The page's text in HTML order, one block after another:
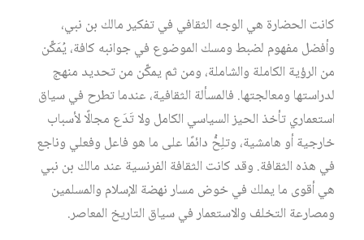
كانت الحضارة هي الوجه الثقافي في تفكير مالك بن نبي،
وأفضل مفهوم لضبط ومسك الموضوع في جوانبه كافة، يُمَكِّن
من الرؤية الكاملة والشاملة، ومن ثم يمكِّن من تحديد منهج
لدراستها ومعالجتها. فالمسألة الثقافية، عندما تطرح في سياق
استعماري تأخذ الحيز السياسي الكامل ولا تَدَع مجالًا لأسباب
خارجية أو هامشية، وتلِحُّ دائمًا على ما هو فاعل وفعلي وناجع
في هذه الثقافة. وقد كانت الثقافة الفرنسية عند مالك بن نبي
هي أقوى ما يملك في خوض مسار نهضة الإسلام والمسلمين
ومصارعة التخلف والاستعمار في سياق التاريخ المعاصر.